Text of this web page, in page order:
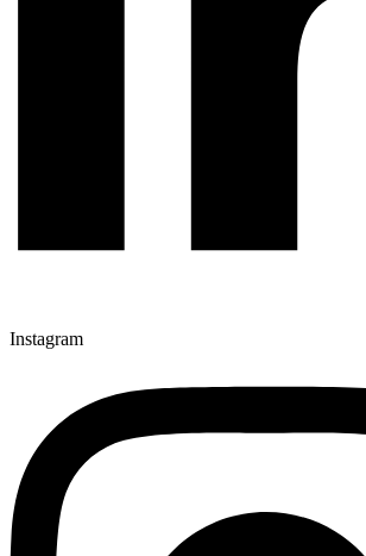
Instagram